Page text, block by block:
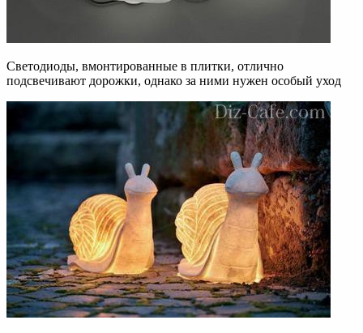
Светодиоды, вмонтированные в плитки, отлично
подсвечивают дорожки, однако за ними нужен особый уход